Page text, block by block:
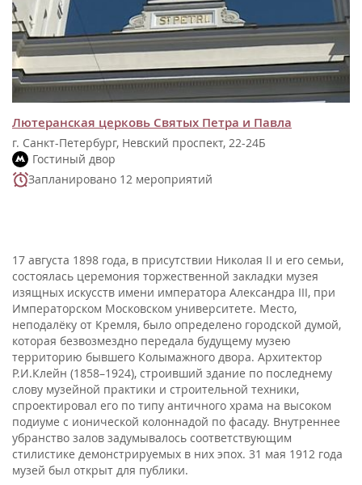
Лютеранская церковь Святых Петра и Павла
г. Санкт-Петербург, Невский проспект, 22-24Б
Гостиный двор
Запланировано 12 мероприятий
17 августа 1898 года, в присутствии Николая II и его семьи,
состоялась церемония торжественной закладки музея
изящных искусств имени императора Александра III, при
Императорском Московском университете. Место,
неподалёку от Кремля, было определено городской думой,
которая безвозмездно передала будущему музею
территорию бывшего Колымажного двора. Архитектор
Р.И.Клейн (1858–1924), строивший здание по последнему
слову музейной практики и строительной техники,
спроектировал его по типу античного храма на высоком
подиуме с ионической колоннадой по фасаду. Внутреннее
убранство залов задумывалось соответствующим
стилистике демонстрируемых в них эпох. 31 мая 1912 года
музей был открыт для публики.